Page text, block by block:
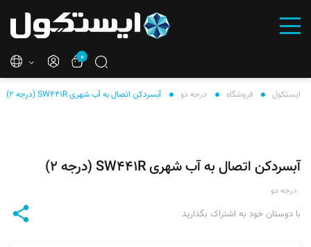
۰
ایستکول فروشگاه درجه دو آبسردکن اتصال به آب شهری SW۴۴۱R (درجه ۲)
آبسردکن اتصال به آب شهری SW۴۴۱R (درجه ۲)
درجه دو
با دوستان خود به اشتراک بگذارید